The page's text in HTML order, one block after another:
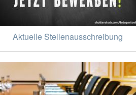
Aktuelle Stellenausschreibung